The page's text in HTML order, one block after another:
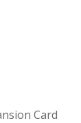
Card